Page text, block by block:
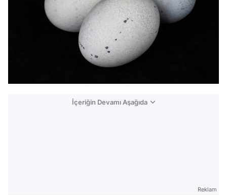
İçeriğin Devamı Aşağıda
Reklam